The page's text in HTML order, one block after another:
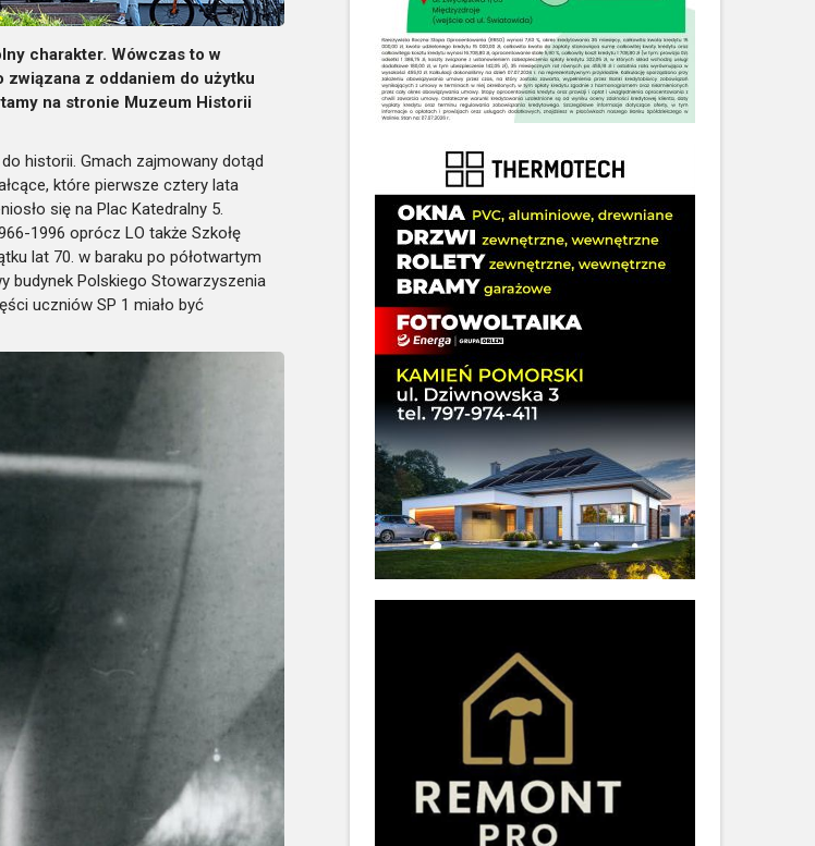
charakter. Wówczas to w
związana z oddaniem do użytku
na stronie Muzeum Historii
historii. Gmach zajmowany dotąd
które pierwsze cztery lata
się na Plac Katedralny 5.
1996 oprócz LO także Szkołę
lat 70. w baraku po półotwartym
budynek Polskiego Stowarzyszenia
uczniów SP 1 miało być